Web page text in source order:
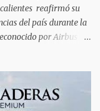
reafirmó su
del país durante la
por Airbus
Este encuentro
e internacionales y
para intercambiar